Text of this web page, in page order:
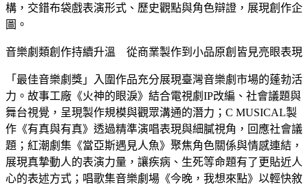
構，交錯布袋戲表演形式、歷史觀點與角色辯證，展現創作企
圖。
音樂劇類創作持續升溫 從商業製作到小品原創皆見亮眼表現
「最佳音樂劇獎」入圍作品充分展現臺灣音樂劇市場的蓬勃活
力。故事工廠《火神的眼淚》結合電視劇IP改編、社會議題與
舞台視覺，呈現製作規模與觀眾溝通的潛力；C MUSICAL製
作《有真與有真》透過精準演唱表現與細膩視角，回應社會議
題；紅潮劇集《當亞斯遇見人魚》聚焦角色關係與情感連結，
展現真摯動人的表演力量，讓疾病、生死等命題有了更貼近人
心的表述方式；唱歌集音樂劇場《今晚，我想來點》以輕快敘